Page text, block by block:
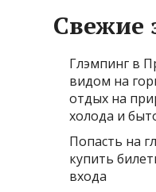
Свежие
Глэмпинг в
видом на
отдых на
холода и
Попасть на
купить
входа